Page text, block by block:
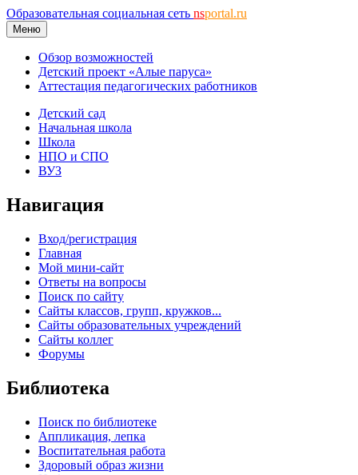
Образовательная социальная сеть nsportal.ru
Меню
Обзор возможностей
Детский проект «Алые паруса»
Аттестация педагогических работников
Детский сад
Начальная школа
Школа
НПО и СПО
ВУЗ
Навигация
Вход/регистрация
Главная
Мой мини-сайт
Ответы на вопросы
Поиск по сайту
Сайты классов, групп, кружков...
Сайты образовательных учреждений
Сайты коллег
Форумы
Библиотека
Поиск по библиотеке
Аппликация, лепка
Воспитательная работа
Здоровый образ жизни